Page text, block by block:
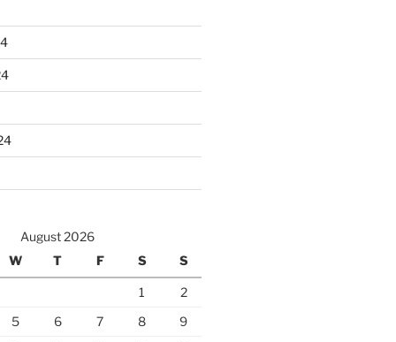
August 2026
W T F S S
1
2
5 6 7 8
9